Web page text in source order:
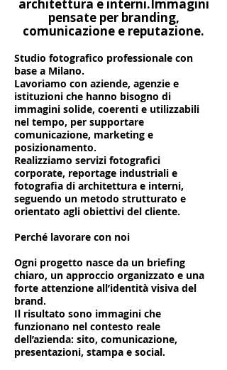
architettura e interni.Immagini
pensate per branding,
comunicazione e reputazione.
Studio fotografico professionale con
base a Milano.
Lavoriamo con aziende, agenzie e
istituzioni che hanno bisogno di
immagini solide, coerenti e utilizzabili
nel tempo, per supportare
comunicazione, marketing e
posizionamento.
Realizziamo servizi fotografici
corporate, reportage industriali e
fotografia di architettura e interni,
seguendo un metodo strutturato e
orientato agli obiettivi del cliente.
Perché lavorare con noi
Ogni progetto nasce da un briefing
chiaro, un approccio organizzato e una
forte attenzione all’identità visiva del
brand.
Il risultato sono immagini che
funzionano nel contesto reale
dell’azienda: sito, comunicazione,
presentazioni, stampa e social.